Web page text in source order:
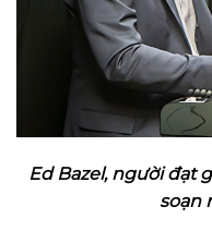
Ed Bazel, người đạt
soạn